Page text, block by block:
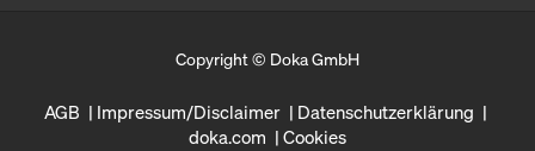
Copyright © Doka GmbH
AGB Impressum/Disclaimer
Datenschutzerklärung
doka.com
Cookies